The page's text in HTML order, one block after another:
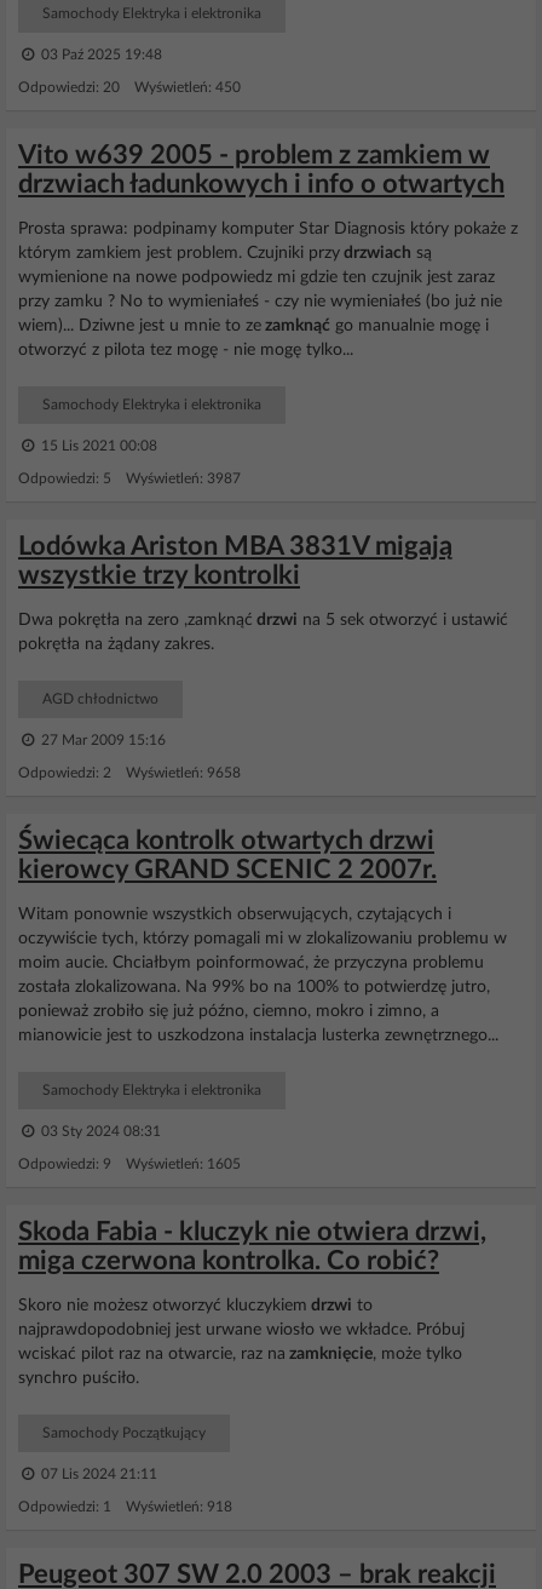
Samochody Elektryka i elektronika
03 Paź 2025 19:48
Odpowiedzi: 20 Wyświetleń: 450
Vito w639 2005 - problem z zamkiem w
drzwiach ładunkowych i info o otwartych
Prosta sprawa: podpinamy komputer Star Diagnosis który pokaże z
którym zamkiem jest problem. Czujniki przy drzwiach są
wymienione na nowe podpowiedz mi gdzie ten czujnik jest zaraz
przy zamku ? No to wymieniałeś - czy nie wymieniałeś (bo już nie
wiem)... Dziwne jest u mnie to ze zamknąć go manualnie mogę i
otworzyć z pilota tez mogę - nie mogę tylko...
Samochody Elektryka i elektronika
15 Lis 2021 00:08
Odpowiedzi: 5 Wyświetleń: 3987
Lodówka Ariston MBA 3831V migają
wszystkie trzy kontrolki
Dwa pokrętła na zero ,zamknąć drzwi na 5 sek otworzyć i ustawić
pokrętła na żądany zakres.
AGD chłodnictwo
27 Mar 2009 15:16
Odpowiedzi: 2 Wyświetleń: 9658
Świecąca kontrolk otwartych drzwi
kierowcy GRAND SCENIC 2 2007r.
Witam ponownie wszystkich obserwujących, czytających i
oczywiście tych, którzy pomagali mi w zlokalizowaniu problemu w
moim aucie. Chciałbym poinformować, że przyczyna problemu
została zlokalizowana. Na 99% bo na 100% to potwierdzę jutro,
ponieważ zrobiło się już późno, ciemno, mokro i zimno, a
mianowicie jest to uszkodzona instalacja lusterka zewnętrznego...
Samochody Elektryka i elektronika
03 Sty 2024 08:31
Odpowiedzi: 9 Wyświetleń: 1605
Skoda Fabia - kluczyk nie otwiera drzwi,
miga czerwona kontrolka. Co robić?
Skoro nie możesz otworzyć kluczykiem drzwi to
najprawdopodobniej jest urwane wiosło we wkładce. Próbuj
wciskać pilot raz na otwarcie, raz na zamknięcie, może tylko
synchro puściło.
Samochody Początkujący
07 Lis 2024 21:11
Odpowiedzi: 1 Wyświetleń: 918
Peugeot 307 SW 2.0 2003 – brak reakcji